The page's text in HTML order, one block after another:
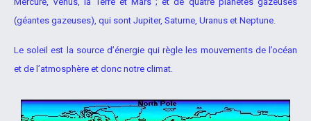
(géantes gazeuses), qui sont Jupiter, Saturne, Uranus et Neptune.
Le soleil est la source d’énergie qui règle les mouvements de l’océan
et de l’atmosphère et donc notre climat.